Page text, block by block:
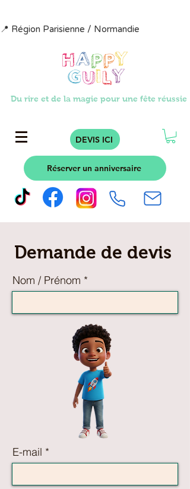
📍 Région Parisienne / Normandie
Du rire et de la magie pour une fête réussie
DEVIS ICI
Réserver un anniversaire
Demande de devis
Nom / Prénom
E-mail